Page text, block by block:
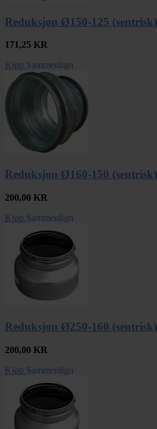
Reduksjon Ø150-125 (sentrisk)
171,25 KR
Kjøp Sammenlign
Reduksjon Ø160-150 (sentrisk)
200,00 KR
Kjøp Sammenlign
Reduksjon Ø250-160 (sentrisk)
200,00 KR
Kjøp Sammenlign